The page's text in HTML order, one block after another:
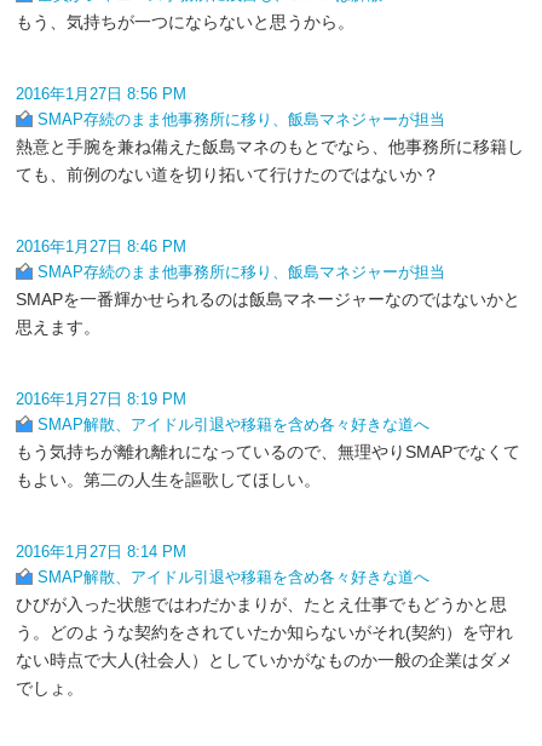
もう、気持ちが一つにならないと思うから。
2016年1月27日 8:56 PM
SMAP存続のまま他事務所に移り、飯島マネジャーが担当
熱意と手腕を兼ね備えた飯島マネのもとでなら、他事務所に移籍し
ても、前例のない道を切り拓いて行けたのではないか？
2016年1月27日 8:46 PM
SMAP存続のまま他事務所に移り、飯島マネジャーが担当
SMAPを一番輝かせられるのは飯島マネージャーなのではないかと
思えます。
2016年1月27日 8:19 PM
SMAP解散、アイドル引退や移籍を含め各々好きな道へ
もう気持ちが離れ離れになっているので、無理やりSMAPでなくて
もよい。第二の人生を謳歌してほしい。
2016年1月27日 8:14 PM
SMAP解散、アイドル引退や移籍を含め各々好きな道へ
ひびが入った状態ではわだかまりが、たとえ仕事でもどうかと思
う。どのような契約をされていたか知らないがそれ(契約）を守れ
ない時点で大人(社会人）としていかがなものか一般の企業はダメ
でしょ。